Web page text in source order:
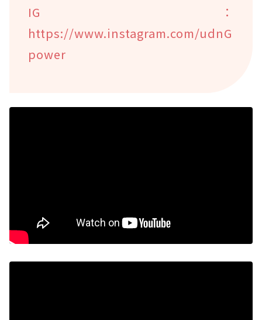
IG：
https://www.instagram.com/udnG
power